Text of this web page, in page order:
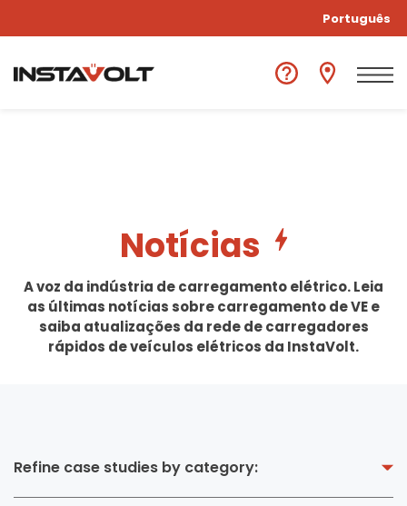
Português
Notícias
A voz da indústria de carregamento elétrico. Leia
as últimas notícias sobre carregamento de VE e
saiba atualizações da rede de carregadores
rápidos de veículos elétricos da InstaVolt.
Refine case studies by category: